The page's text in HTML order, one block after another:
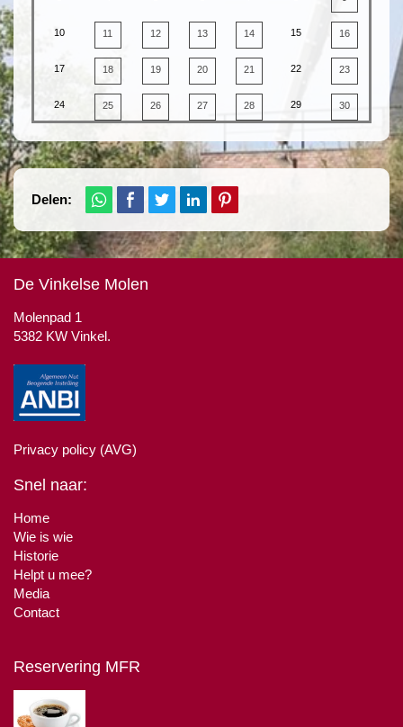
10 11 12 13 14 15 16
17 18 19 20 21 22 23
24 25 26 27 28 29 30
Delen:
De Vinkelse Molen
Molenpad 1
5382 KW Vinkel.
Privacy policy (AVG)
Snel naar:
Home
Wie is wie
Historie
Helpt u mee?
Media
Contact
Reservering MFR